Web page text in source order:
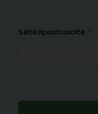
Sähköpostiosoite *